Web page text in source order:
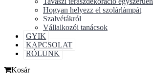
Hogyan helyezz el szolárlámpát
Szalvétákról
Vállalkozói tanácsok
GYIK
KAPCSOLAT
RÓLUNK
Kosár